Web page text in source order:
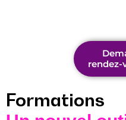
Formations
rendez-